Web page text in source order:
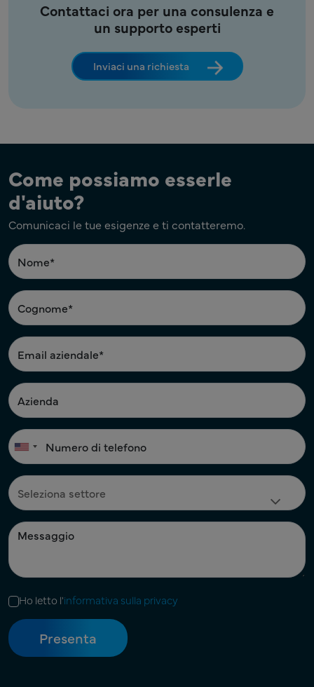
Contattaci ora per una consulenza e
un supporto esperti
Inviaci una richiesta
Come possiamo esserle
d'aiuto?
Comunicaci le tue esigenze e ti contatteremo.
Ho letto l'informativa sulla privacy